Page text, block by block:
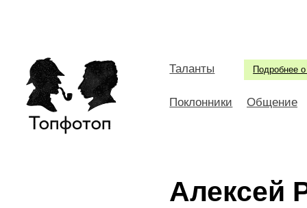
Подробнее о
Таланты
Поклонники Общение
Алексей